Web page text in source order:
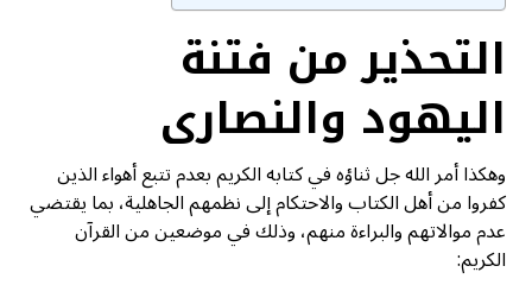
التحذير من فتنة
اليهود والنصارى
وهكذا أمر الله جل ثناؤه في كتابه الكريم بعدم تتبع أهواء الذين
كفروا من أهل الكتاب والاحتكام إلى نظمهم الجاهلية، بما يقتضي
عدم موالاتهم والبراءة منهم، وذلك في موضعين من القرآن
الكريم: